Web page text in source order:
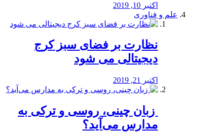
اکتبر 10, 2019
علم و فناوری
نظارت بر فضای سبز کرج
دیجیتالی می شود
اکتبر 21, 2019
️ زبان چینی، روسی و ترکی به
مدارس می‌آید؟